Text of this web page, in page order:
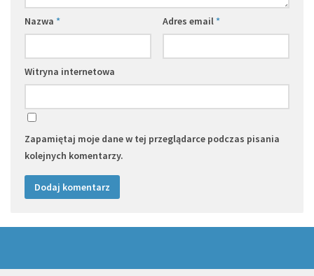
Nazwa * Adres email*
Witryna internetowa
Zapamiętaj moje dane w tej przeglądarce podczas pisania
kolejnych komentarzy.